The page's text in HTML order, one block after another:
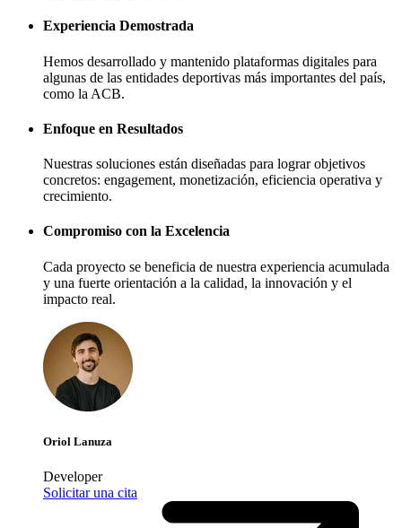
Experiencia Demostrada
Hemos desarrollado y mantenido plataformas digitales para
algunas de las entidades deportivas más importantes del país,
como la ACB.
Enfoque en Resultados
Nuestras soluciones están diseñadas para lograr objetivos
concretos: engagement, monetización, eficiencia operativa y
crecimiento.
Compromiso con la Excelencia
Cada proyecto se beneficia de nuestra experiencia acumulada
y una fuerte orientación a la calidad, la innovación y el
impacto real.
Oriol Lanuza
Developer
Solicitar una cita